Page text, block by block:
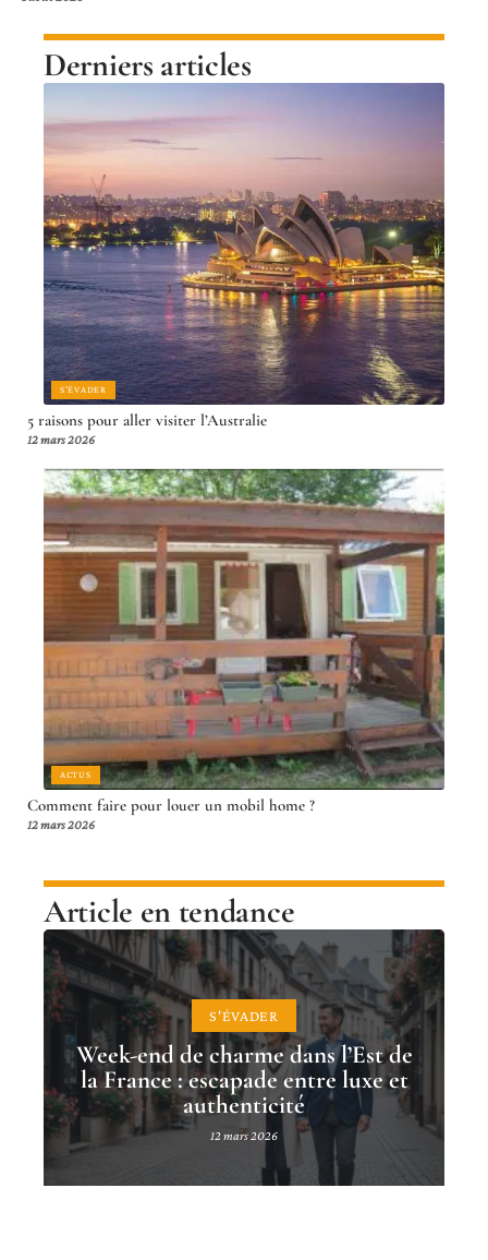
Derniers articles
S'ÉVADER
5 raisons pour aller visiter l’Australie
12 mars 2026
ACTUS
Comment faire pour louer un mobil home ?
12 mars 2026
Article en tendance
S'ÉVADER
Week-end de charme dans l’Est de
la France : escapade entre luxe et
authenticité
12 mars 2026